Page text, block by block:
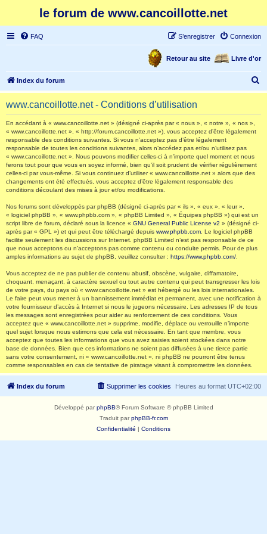
le forum de www.cancoillotte.net
FAQ Connexion
S’enregistrer
Livre d'or
Retour au site
Index du forum
e
www.cancoillotte.net - Conditions d’utilisation
En accédant à « www.cancoillotte.net » (désigné ci-après par « nous », « notre », « nos »,
« www.cancoillotte.net », « http://forum.cancoillotte.net »), vous acceptez d’être légalement
responsable des conditions suivantes. Si vous n’acceptez pas d’être légalement
responsable de toutes les conditions suivantes, alors n’accédez pas et/ou n’utilisez pas
« www.cancoillotte.net ». Nous pouvons modifier celles-ci à n’importe quel moment et nous
ferons tout pour que vous en soyez informé, bien qu’il soit prudent de vérifier régulièrement
celles-ci par vous-même. Si vous continuez d’utiliser « www.cancoillotte.net » alors que des
changements ont été effectués, vous acceptez d’être légalement responsable des
conditions découlant des mises à jour et/ou modifications.
Nos forums sont développés par phpBB (désigné ci-après par « ils », « eux », « leur »,
« logiciel phpBB », « www.phpbb.com », « phpBB Limited », « Équipes phpBB ») qui est un
script libre de forum, déclaré sous la licence « GNU General Public License v2 » (désigné ci-
après par « GPL ») et qui peut être téléchargé depuis www.phpbb.com . Le logiciel phpBB
facilite seulement les discussions sur Internet. phpBB Limited n’est pas responsable de ce
que nous acceptons ou n’acceptons pas comme contenu ou conduite permis. Pour de plus
amples informations au sujet de phpBB, veuillez consulter : https://www.phpbb.com/
Vous acceptez de ne pas publier de contenu abusif, obscène, vulgaire, diffamatoire,
choquant, menaçant, à caractère sexuel ou tout autre contenu qui peut transgresser les lois
de votre pays, du pays où « www.cancoillotte.net » est hébergé ou les lois internationales.
Le faire peut vous mener à un bannissement immédiat et permanent, avec une notification à
votre fournisseur d’accès à Internet si nous le jugeons nécessaire. Les adresses IP de tous
les messages sont enregistrées pour aider au renforcement de ces conditions. Vous
acceptez que « www.cancoillotte.net » supprime, modifie, déplace ou verrouille n’importe
quel sujet lorsque nous estimons que cela est nécessaire. En tant que membre, vous
acceptez que toutes les informations que vous avez saisies soient stockées dans notre
base de données. Bien que ces informations ne soient pas diffusées à une tierce partie
sans votre consentement, ni « www.cancoillotte.net », ni phpBB ne pourront être tenus
comme responsables en cas de tentative de piratage visant à compromettre les données.
Index du forum Heures au format UTC+02:00
Supprimer les cookies
Développé parphpBB® Forum Software © phpBB Limited
Traduit parphpBB-fr.com
Confidentialité | Conditions